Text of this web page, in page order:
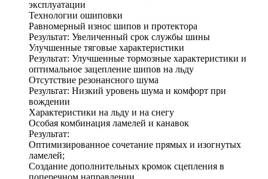
эксплуатации
Технологии ошиповки
Равномерный износ шипов и протектора
Результат: Увеличенный срок службы шины
Улучшенные тяговые характеристики
Результат: Улучшенные тормозные характеристики и
оптимальное зацепление шипов на льду
Отсутствие резонансного шума
Результат: Низкий уровень шума и комфорт при
вождении
Характеристики на льду и на снегу
Особая комбинация ламелей и канавок
Результат:
Оптимизированное сочетание прямых и изогнутых
ламелей;
Создание дополнительных кромок сцепления в
поперечном направлении.